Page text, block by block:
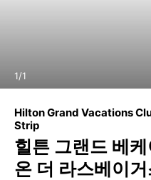
1/1
Hilton Grand Vacations
Strip
힐튼 그랜드 베
온 더 라스베이